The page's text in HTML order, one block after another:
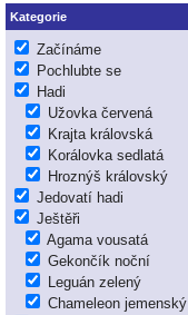
Kategorie
Začínáme
Pochlubte se
Hadi
Užovka červená
Krajta královská
Korálovka sedlatá
Hroznýš královský
Jedovatí hadi
Ještěři
Agama vousatá
Gekončík noční
Leguán zelený
Chameleon jemenský